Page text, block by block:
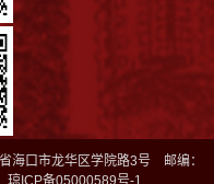
海口市龙华区学院路3号 邮编：
ICP备05000589号-1